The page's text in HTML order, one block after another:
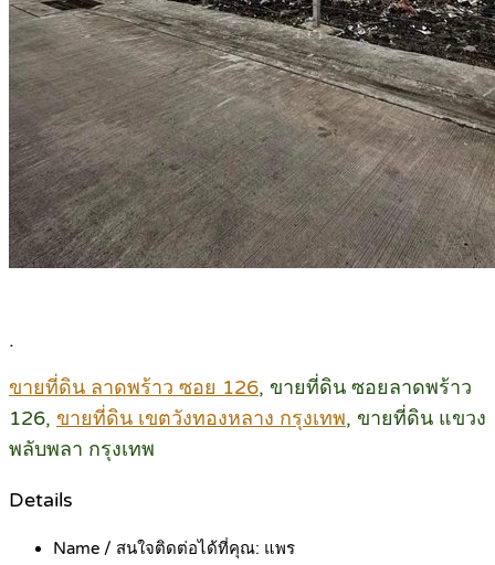
.
ขายที่ดิน ลาดพร้าว ซอย 126, ขายที่ดิน ซอยลาดพร้าว
126, ขายที่ดิน เขตวังทองหลาง กรุงเทพ, ขายที่ดิน แขวง
พลับพลา กรุงเทพ
Details
Name / สนใจติดต่อได้ที่คุณ: แพร